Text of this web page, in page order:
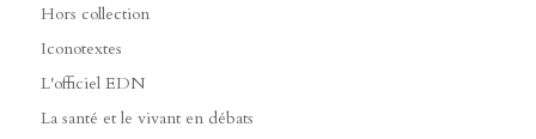
Hors collection
Iconotextes
L'officiel EDN
La santé et le vivant en débats